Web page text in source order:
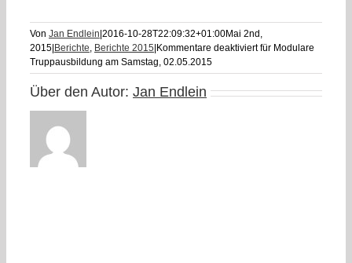
Von Jan Endlein 2016-10-28T22:09:32+01:00Mai 2nd,
2015 Berichte, Berichte 2015 Kommentare deaktiviertfür Modulare
Truppausbildung am Samstag, 02.05.2015
Über den Autor: Jan Endlein